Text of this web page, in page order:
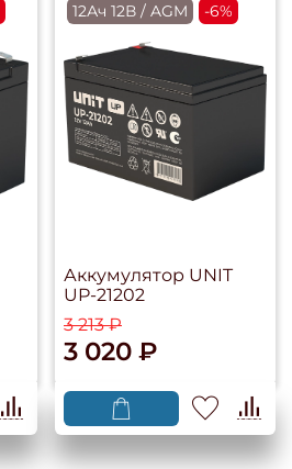
12Ач 12В / AGM -6%
Аккумулятор UNIT
UP-21202
3 213 ₽
3 020 ₽